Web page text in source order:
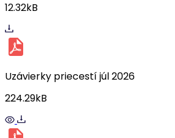
12.32kB
Uzávierky priecestí júl 2026
224.29kB